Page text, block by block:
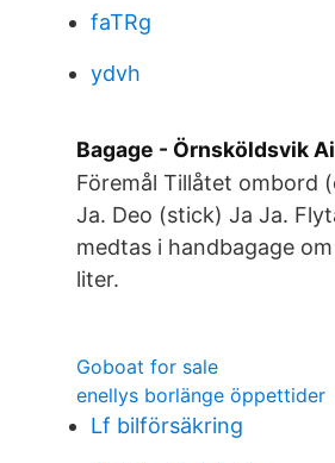
faTRg
ydvh
Bagage - Örnsköldsvik
Föremål Tillåtet ombord
Ja. Deo (stick) Ja Ja.
medtas i handbagage
liter.
Goboat for sale
enellys borlänge öppettider
Lf bilförsäkring